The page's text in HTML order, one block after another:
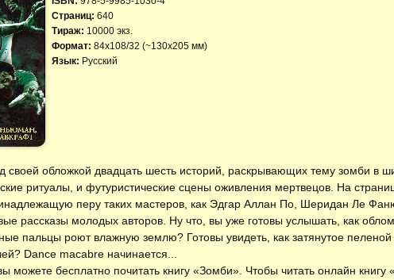
Страниц: 640
Тираж: 10000 экз.
Формат: 84x108/32 (~130х205 мм)
Язык: Русский
своей обложкой двадцать шесть историй, раскрывающих тему зомби в
ритуалы, и футуристические сцены оживления мертвецов. На
перу таких мастеров, как Эдгар Аллан По, Шеридан Ле
рассказы молодых авторов. Ну что, вы уже готовы услышать, как
пальцы роют влажную землю? Готовы увидеть, как затянутое
Dance macabre начинается...
можете бесплатно почитать книгу «Зомби» . Чтобы читать онлайн